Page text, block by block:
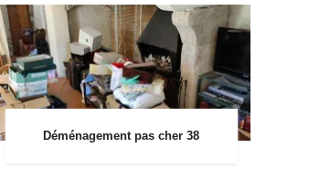
Déménagement pas cher 38